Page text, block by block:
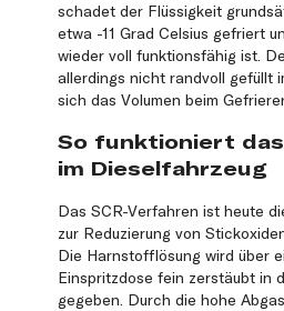
schadet der Flüssigkeit
etwa -11 Grad Celsius gefriert
wieder voll funktionsfähig ist.
allerdings nicht randvoll gefüllt
sich das Volumen beim
So funktioniert das
im Dieselfahrzeug
Das SCR-Verfahren ist heute
zur Reduzierung von
Die Harnstofflösung wird über
Einspritzdose fein zerstäubt in
gegeben. Durch die hohe